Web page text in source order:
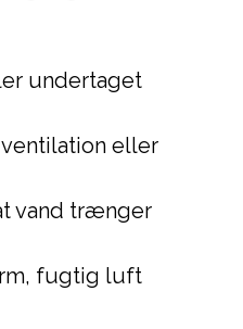
undertaget
eller
vand trænger
fugtig luft